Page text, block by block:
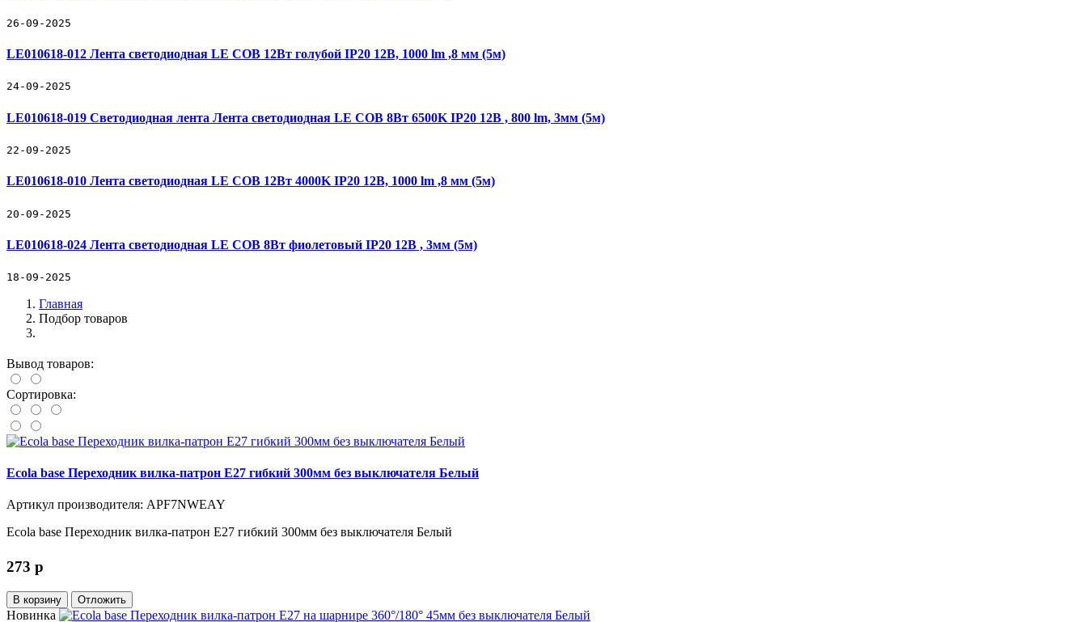
26-09-2025
LE010618-012 Лента светодиодная LE COB 12Вт голубой IP20 12В, 1000 lm ,8 мм (5м)
24-09-2025
LE010618-019 Светодиодная лента Лента светодиодная LE COB 8Вт 6500K IP20 12В , 800 lm, 3мм (5м)
22-09-2025
LE010618-010 Лента светодиодная LE COB 12Вт 4000K IP20 12В, 1000 lm ,8 мм (5м)
20-09-2025
LE010618-024 Лента светодиодная LE COB 8Вт фиолетовый IP20 12В , 3мм (5м)
18-09-2025
Главная
Подбор товаров
Вывод товаров:
Сортировка:
Ecola base Переходник вилка-патрон E27 гибкий 300мм без выключателя Белый
Артикул производителя: APF7NWEAY
Ecola base Переходник вилка-патрон E27 гибкий 300мм без выключателя Белый
273 p
В корзину Отложить
Новинка